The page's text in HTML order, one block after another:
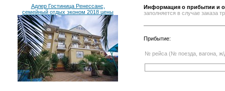
Адлер Гостиница Ренессанс,
семейный отдых эконом 2018 цены
Информация о прибытии и
заполняется в случае заказа
Прибытие:
№ рейса (№ поезда, вагона, ж/